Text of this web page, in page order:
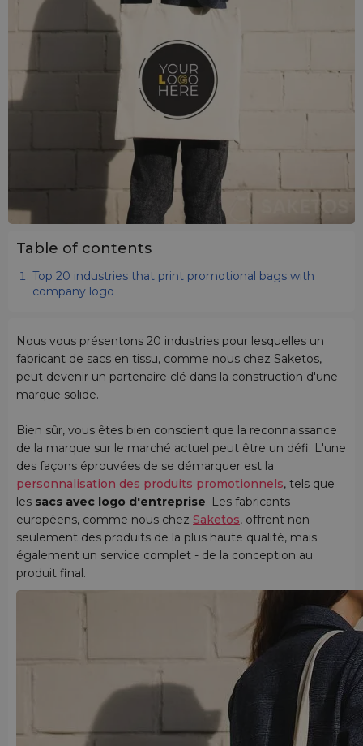
Table of contents
Top 20 industries that print promotional bags with
company logo
Nous vous présentons 20 industries pour lesquelles un
fabricant de sacs en tissu, comme nous chez Saketos,
peut devenir un partenaire clé dans la construction d'une
marque solide.
Bien sûr, vous êtes bien conscient que la reconnaissance
de la marque sur le marché actuel peut être un défi. L'une
des façons éprouvées de se démarquer est la
personnalisation des produits promotionnels, tels que
les sacs avec logo d'entreprise. Les fabricants
européens, comme nous chez Saketos, offrent non
seulement des produits de la plus haute qualité, mais
également un service complet - de la conception au
produit final.